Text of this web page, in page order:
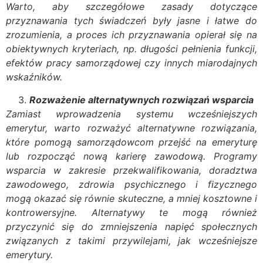
Warto, aby szczegółowe zasady dotyczące
przyznawania tych świadczeń były jasne i łatwe do
zrozumienia, a proces ich przyznawania opierał się na
obiektywnych kryteriach, np. długości pełnienia funkcji,
efektów pracy samorządowej czy innych miarodajnych
wskaźników.
Rozważenie alternatywnych rozwiązań wsparcia
Zamiast wprowadzenia systemu wcześniejszych
emerytur, warto rozważyć alternatywne rozwiązania,
które pomogą samorządowcom przejść na emeryturę
lub rozpocząć nową karierę zawodową. Programy
wsparcia w zakresie przekwalifikowania, doradztwa
zawodowego, zdrowia psychicznego i fizycznego
mogą okazać się równie skuteczne, a mniej kosztowne i
kontrowersyjne. Alternatywy te mogą również
przyczynić się do zmniejszenia napięć społecznych
związanych z takimi przywilejami, jak wcześniejsze
emerytury.